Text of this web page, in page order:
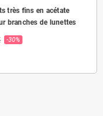
très fins en acétate
branches de lunettes
-30%